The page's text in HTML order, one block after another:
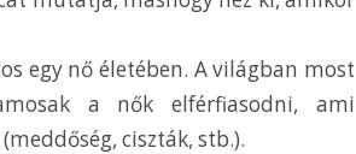
egy nő életében. A világban most
a nők elférfiasodni, ami
ciszták, stb.).